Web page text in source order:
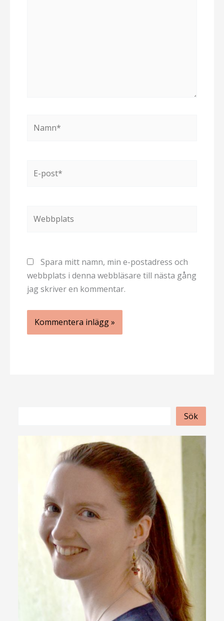
post*
Spara mitt namn, min e-postadress och
webbplats i denna webbläsare till nästa gång
jag skriver en kommentar.
Sök